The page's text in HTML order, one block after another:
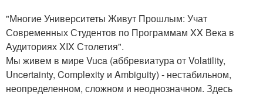
"Многие Университеты Живут Прошлым: Учат
Современных Студентов по Программам XX Века в
Аудиториях XIX Столетия".
Мы живем в мире Vuca (аббревиатура от Volatility,
Uncertainty, Complexity и Ambiguity) - нестабильном,
неопределенном, сложном и неоднозначном. Здесь